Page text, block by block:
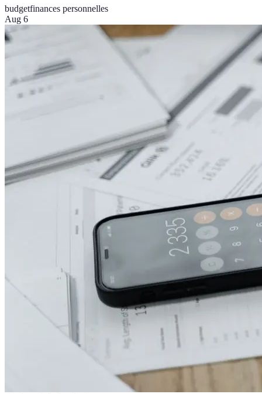
budgetfinances personnelles
Aug 6